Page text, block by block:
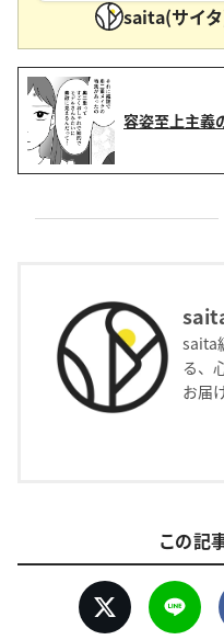
saita(サイ
容姿至上主義
saita
る、
お届
この記